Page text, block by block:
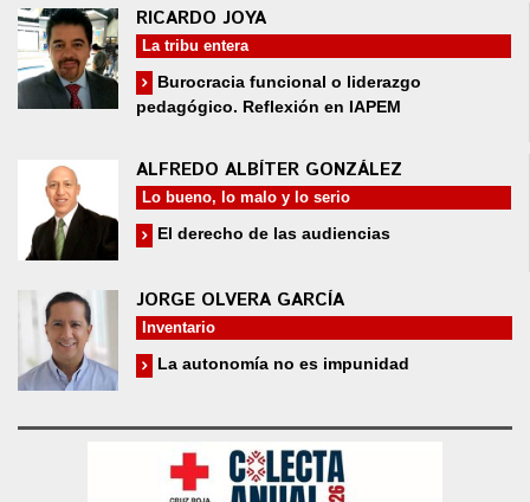
RICARDO JOYA
La tribu entera
Burocracia funcional o liderazgo
pedagógico. Reflexión en IAPEM
ALFREDO ALBÍTER GONZÁLEZ
Lo bueno, lo malo y lo serio
El derecho de las audiencias
JORGE OLVERA GARCÍA
Inventario
La autonomía no es impunidad